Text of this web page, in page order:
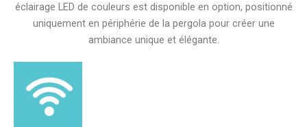
éclairage LED de couleurs est disponible en option, positionné
uniquement en périphérie de la pergola pour créer une
ambiance unique et élégante.